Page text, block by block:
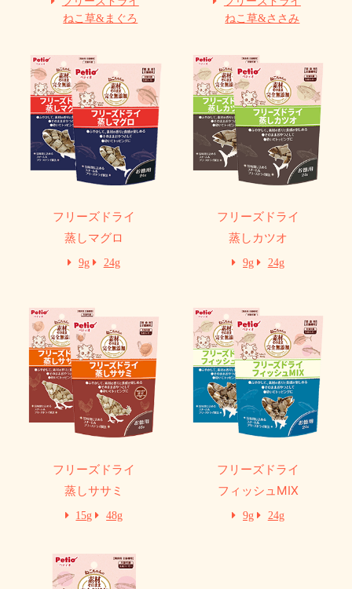
ねこ草&まぐろ
ねこ草&ささみ
フリーズドライ
蒸しマグロ
9g 24g
フリーズドライ
蒸しカツオ
9g 24g
フリーズドライ
蒸しササミ
15g 48g
フリーズドライ
フィッシュMIX
9g 24g